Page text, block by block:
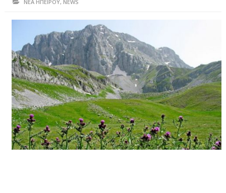
ΗΠΕΙΡΟΣ
ΑΡΤΑ
ΙΩΑΝΝΙΝΑ
ΘΕΣΠΡΩΤΙΑ
ΙΟΝΙΑ ΝΗΣΙΑ
ΚΑΙ ΕΛΛΑΔΑ
ΥΓΕΙΑ-ΟΜΟΡΦΙΑ
ΝΕΑ ΗΠΕΙΡΟΥ, NEWS